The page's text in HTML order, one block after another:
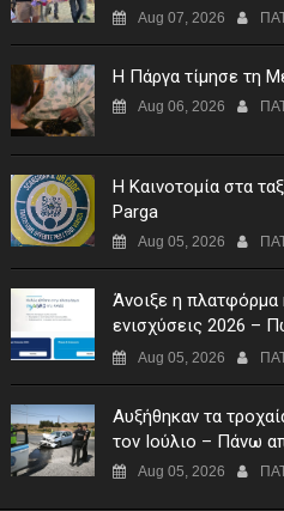
Aug 07, 2026
Η Πάργα τίμησε τη
Aug 06, 2026
Η Καινοτομία στα
Parga
Aug 05, 2026
Άνοιξε η πλατφόρμα
ενισχύσεις 2026 –
Αίτηση Ενίσχυσης
Aug 05, 2026
Αυξήθηκαν τα
τον Ιούλιο – Πάνω
Aug 05, 2026